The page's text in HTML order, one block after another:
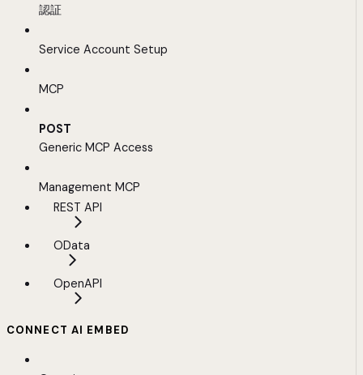
認証
Service Account Setup
MCP
POST
Generic MCP Access
Management MCP
REST API
OData
OpenAPI
CONNECT AI EMBED